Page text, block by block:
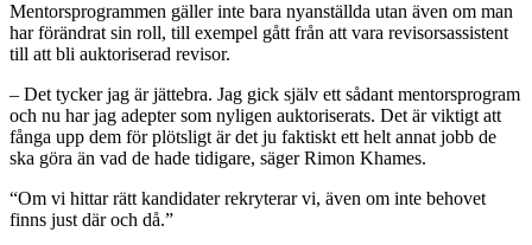
Mentorsprogrammen gäller inte bara nyanställda utan även om man
har förändrat sin roll, till exempel gått från att vara revisorsassistent
till att bli auktoriserad revisor.
– Det tycker jag är jättebra. Jag gick själv ett sådant mentorsprogram
och nu har jag adepter som nyligen auktoriserats. Det är viktigt att
fånga upp dem för plötsligt är det ju faktiskt ett helt annat jobb de
ska göra än vad de hade tidigare, säger Rimon Khames.
“Om vi hittar rätt kandidater rekryterar vi, även om inte behovet
finns just där och då.”